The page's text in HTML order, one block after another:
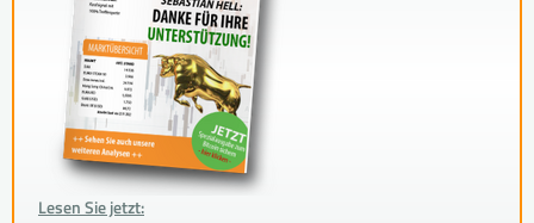
Lesen Sie jetzt: